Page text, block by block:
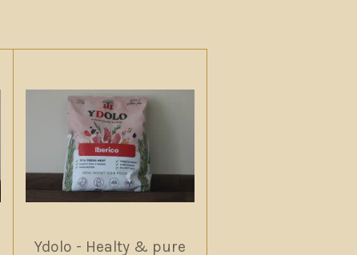
Ydolo - Healty & pure